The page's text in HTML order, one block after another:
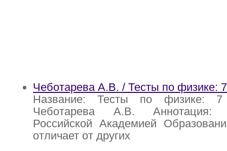
Чеботарева А.В. / Тесты по физике:
Название: Тесты по физике: 7
Чеботарева А.В. Аннотация:
Российской Академией
отличает от других